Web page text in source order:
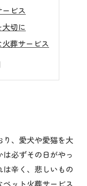
ビス
切に
葬サービス
ッフ
、愛犬や愛猫を大
必ずその日がやっ
辛く、悲しいもの
ット火葬サービス